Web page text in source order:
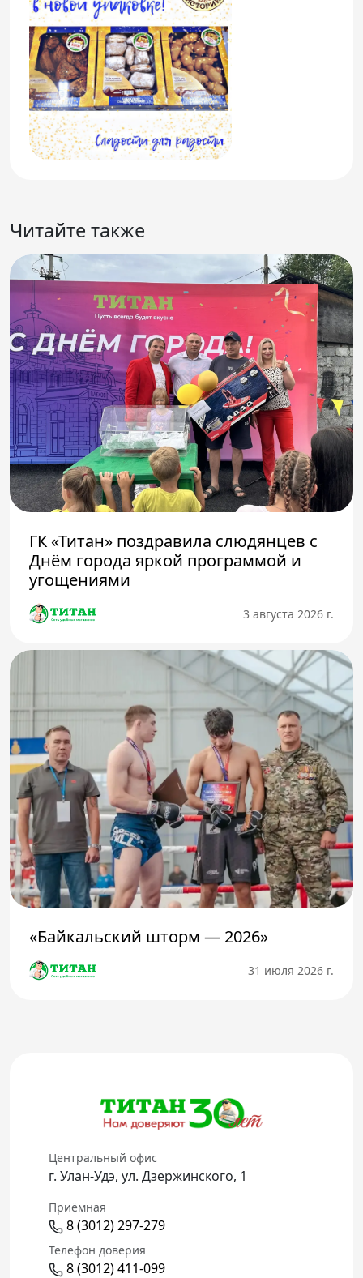
Читайте также
ГК «Титан» поздравила слюдянцев с
Днём города яркой программой и
угощениями
3 августа 2026 г.
«Байкальский шторм — 2026»
31 июля 2026 г.
Центральный офис
г. Улан-Удэ, ул. Дзержинского, 1
Приёмная
8 (3012) 297-279
Телефон доверия
8 (3012) 411-099